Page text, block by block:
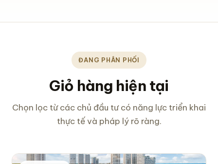
ĐANG PHÂN PHỐI
Giỏ hàng hiện tại
Chọn lọc từ các chủ đầu tư có năng lực triển khai
thực tế và pháp lý rõ ràng.